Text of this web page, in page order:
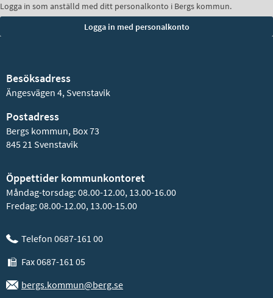
Logga in som anställd med ditt personalkonto i Bergs kommun.
Besöksadress
Ängesvägen 4, Svenstavik
Postadress
Bergs kommun, Box 73
845 21 Svenstavik
Öppettider kommunkontoret
Måndag-torsdag: 08.00-12.00, 13.00-16.00
Fredag: 08.00-12.00, 13.00-15.00
Telefon 0687-161 00
Fax 0687-161 05
bergs.kommun@berg.se